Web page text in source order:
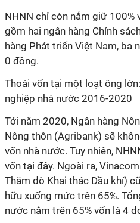
NHNN chỉ còn nắm giữ 100%
gồm hai ngân hàng Chính
hàng Phát triển Việt Nam, ba
0 đồng.
Thoái vốn tại một loạt ông
nghiệp nhà nước 2016-2020
Tới năm 2020, Ngân hàng
Nông thôn (Agribank) sẽ
vốn nhà nước. Tuy nhiên,
vốn tại đây. Ngoài ra,
Thăm dò Khai thác Dầu khí)
hữu xuống mức trên 65%.
nước nắm trên 65% vốn là 4